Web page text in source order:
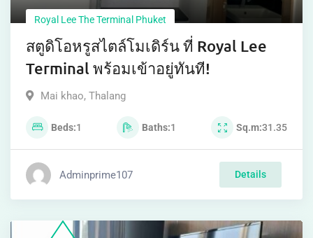
Royal Lee The Terminal Phuket
สตูดิโอหรูสไตล์โมเดิร์น ที่ Royal Lee
Terminal พร้อมเข้าอยู่ทันที!
Mai khao, Thalang
Beds 1 Baths 1 Sq.m 31.35
Adminprime107 Details